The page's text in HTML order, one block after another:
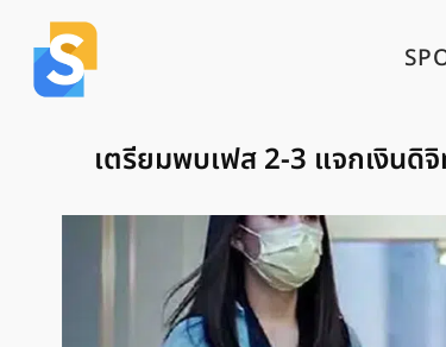
เตรียมพบเฟส 2-3 แจกเงินดิ